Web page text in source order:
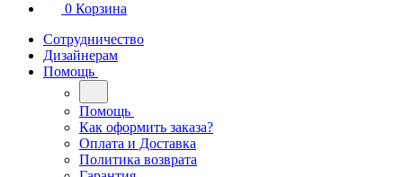
0 Корзина
Сотрудничество
Дизайнерам
Помощь
Помощь
Как оформить заказа?
Оплата и Доставка
Политика возврата